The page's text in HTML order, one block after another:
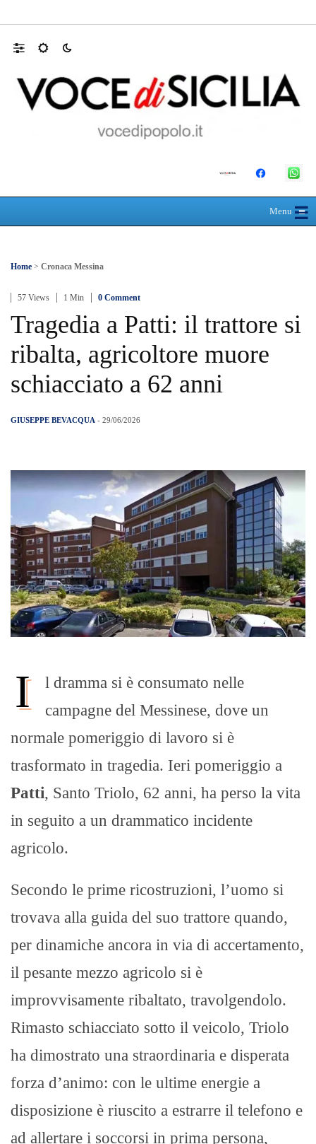
Menu≡
☰
Home > Cronaca Messina
57 Views 1 Min 0 Comment
Tragedia a Patti: il trattore si
ribalta, agricoltore muore
schiacciato a 62 anni
GIUSEPPE BEVACQUA - 29/06/2026
I
l dramma si è consumato nelle
campagne del Messinese, dove un
normale pomeriggio di lavoro si è
trasformato in tragedia. Ieri pomeriggio a
Patti, Santo Triolo, 62 anni, ha perso la vita
in seguito a un drammatico incidente
agricolo.
Secondo le prime ricostruzioni, l’uomo si
trovava alla guida del suo trattore quando,
per dinamiche ancora in via di accertamento,
il pesante mezzo agricolo si è
improvvisamente ribaltato, travolgendolo.
Rimasto schiacciato sotto il veicolo, Triolo
ha dimostrato una straordinaria e disperata
forza d’animo: con le ultime energie a
disposizione è riuscito a estrarre il telefono e
ad allertare i soccorsi in prima persona,